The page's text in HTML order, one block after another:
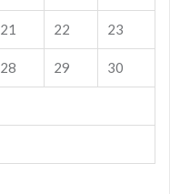
21 22 23
28 29 30